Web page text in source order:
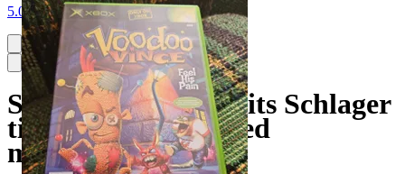
5.0
Singstar Svenska Hits Schlager
till Playstation 2 med
mikrofoner